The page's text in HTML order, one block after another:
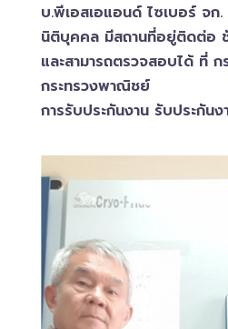
บ.พีเอสเอ​แอนด์ ไซเบอร์​ จก
นิติบุคคล​ มีสถานที่อยู่ติดต่อ
และสามารถตรวจสอบ​ได้ ที่
กระทรวงพาณิชย์
การรับประกันงาน รับประกัน